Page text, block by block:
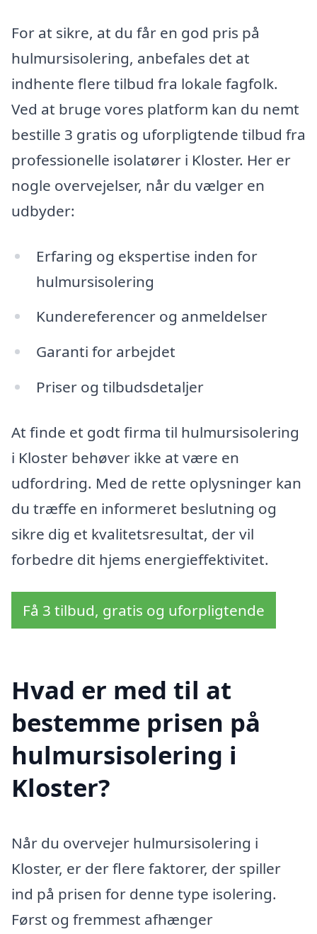
For at sikre, at du får en god pris på
hulmursisolering, anbefales det at
indhente flere tilbud fra lokale fagfolk.
Ved at bruge vores platform kan du nemt
bestille 3 gratis og uforpligtende tilbud fra
professionelle isolatører i Kloster. Her er
nogle overvejelser, når du vælger en
udbyder:
Erfaring og ekspertise inden for
hulmursisolering
Kundereferencer og anmeldelser
Garanti for arbejdet
Priser og tilbudsdetaljer
At finde et godt firma til hulmursisolering
i Kloster behøver ikke at være en
udfordring. Med de rette oplysninger kan
du træffe en informeret beslutning og
sikre dig et kvalitetsresultat, der vil
forbedre dit hjems energieffektivitet.
Få 3 tilbud, gratis og uforpligtende
Hvad er med til at
bestemme prisen på
hulmursisolering i
Kloster?
Når du overvejer hulmursisolering i
Kloster, er der flere faktorer, der spiller
ind på prisen for denne type isolering.
Først og fremmest afhænger